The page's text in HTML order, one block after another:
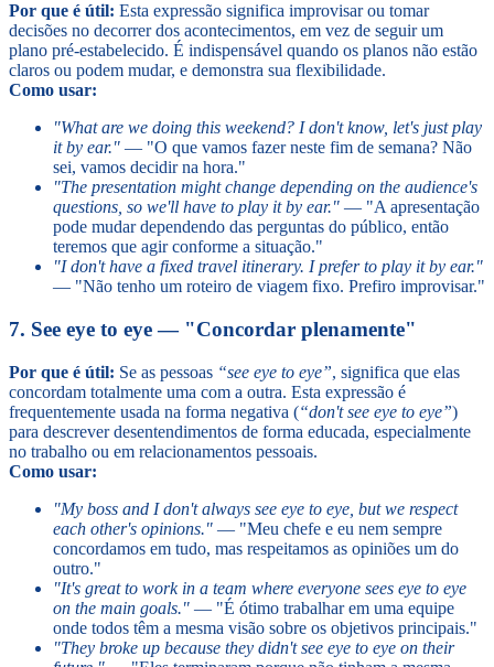
Por que é útil: Esta expressão significa improvisar ou tomar
decisões no decorrer dos acontecimentos, em vez de seguir um
plano pré-estabelecido. É indispensável quando os planos não estão
claros ou podem mudar, e demonstra sua flexibilidade.
Como usar:
"What are we doing this weekend? I don't know, let's just play
it by ear." — "O que vamos fazer neste fim de semana? Não
sei, vamos decidir na hora."
"The presentation might change depending on the audience's
questions, so we'll have to play it by ear." — "A apresentação
pode mudar dependendo das perguntas do público, então
teremos que agir conforme a situação."
"I don't have a fixed travel itinerary. I prefer to play it by ear."
— "Não tenho um roteiro de viagem fixo. Prefiro improvisar."
7. See eye to eye — "Concordar plenamente"
Por que é útil: Se as pessoas “see eye to eye”, significa que elas
concordam totalmente uma com a outra. Esta expressão é
frequentemente usada na forma negativa (“don't see eye to eye”)
para descrever desentendimentos de forma educada, especialmente
no trabalho ou em relacionamentos pessoais.
Como usar:
"My boss and I don't always see eye to eye, but we respect
each other's opinions." — "Meu chefe e eu nem sempre
concordamos em tudo, mas respeitamos as opiniões um do
outro."
"It's great to work in a team where everyone sees eye to eye
on the main goals." — "É ótimo trabalhar em uma equipe
onde todos têm a mesma visão sobre os objetivos principais."
"They broke up because they didn't see eye to eye on their